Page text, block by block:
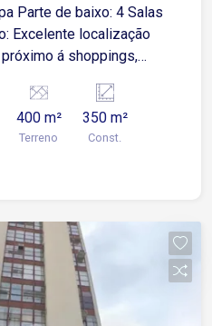
á shoppings,
400 m²
Terreno
350 m²
Const.